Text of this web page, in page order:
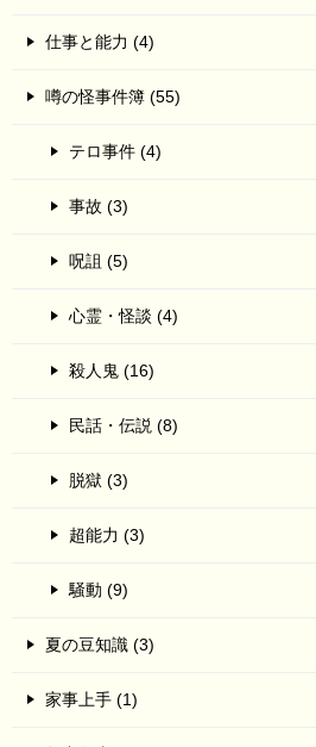
仕事と能力 (4)
噂の怪事件簿 (55)
テロ事件 (4)
事故 (3)
呪詛 (5)
心霊・怪談 (4)
殺人鬼 (16)
民話・伝説 (8)
脱獄 (3)
超能力 (3)
騒動 (9)
夏の豆知識 (3)
家事上手 (1)